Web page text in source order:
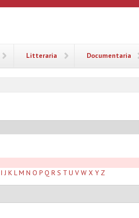
Litteraria Documentaria
I J K L M N O P Q R S T U V W X Y Z